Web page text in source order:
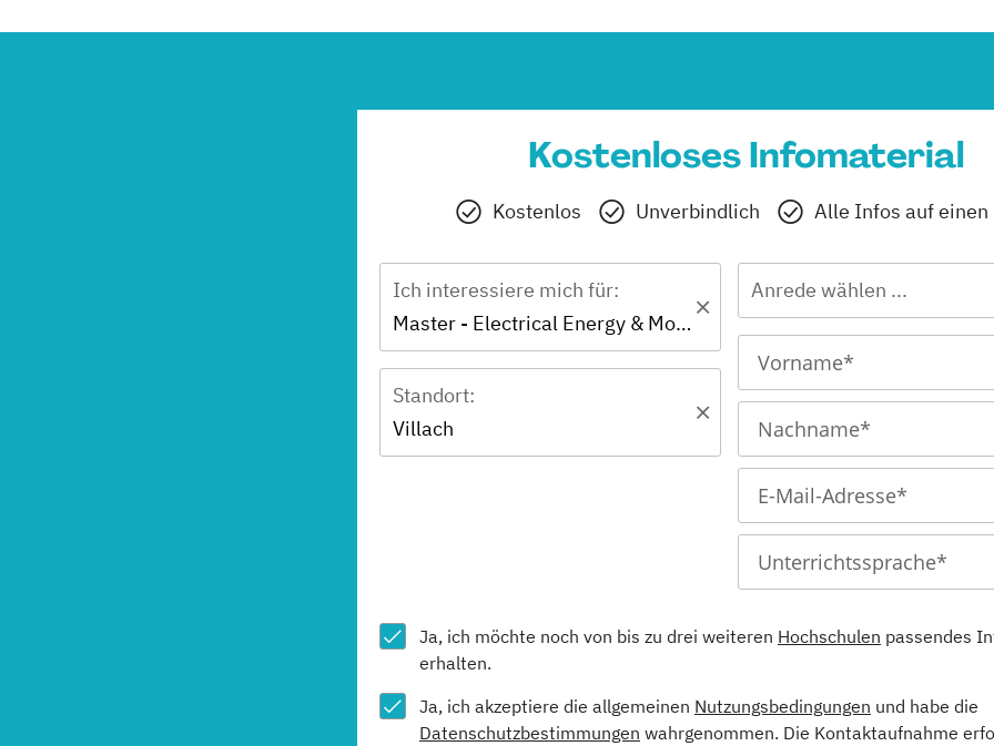
Kostenloses Infomaterial
Kostenlos Unverbindlich Alle Infos auf einen
Ich interessiere mich für:
Master - Electrical Energy & Mobility Systems (EN)
Standort:
Villach
Anrede wählen ...
Ja, ich möchte noch von bis zu drei weiteren Hochschulen passendes
erhalten.
Ja, ich akzeptiere die allgemeinen Nutzungsbedingungen und habe die
Datenschutzbestimmungen wahrgenommen. Die Kontaktaufnahme